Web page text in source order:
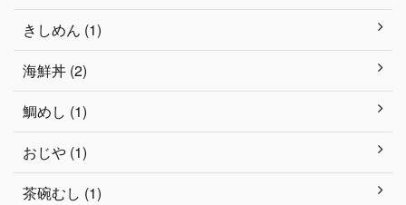
きしめん (1)
海鮮丼 (2)
鯛めし (1)
おじや (1)
茶碗むし (1)